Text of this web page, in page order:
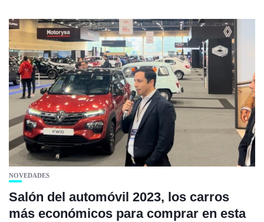
NOVEDADES
Salón del automóvil 2023, los carros
más económicos para comprar en esta